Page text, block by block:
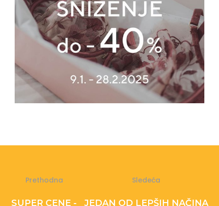
Prethodna
SUPER CENE -
Sledeća
JEDAN OD LEPŠIH NAČINA